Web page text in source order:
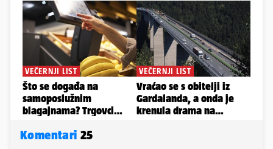
Komentari 25